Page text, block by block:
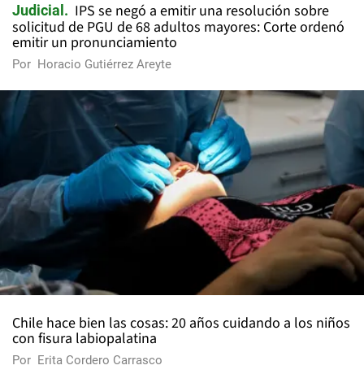
Judicial
IPS se negó a emitir una resolución sobre
solicitud de PGU de 68 adultos mayores: Corte ordenó
emitir un pronunciamiento
Por Horacio Gutiérrez Areyte
Chile hace bien las cosas: 20 años cuidando a los niños
con fisura labiopalatina
Por Erita Cordero Carrasco